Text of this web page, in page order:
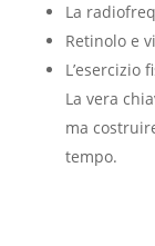
La
Retinolo e
La vera
ma
tempo.